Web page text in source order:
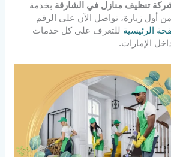
تنظيف منازل في الشارقة بخدمة
أول زيارة، تواصل الآن على الرقم
الرئيسية للتعرف على كل خدمات
الإمارات.